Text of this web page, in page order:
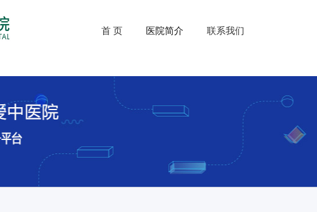
首 页 医院简介 联系我们